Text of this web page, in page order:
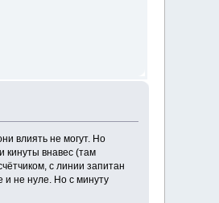
влиять не могут. Но
внавес (там
с линии запитан
и не нуле. Но с минуту